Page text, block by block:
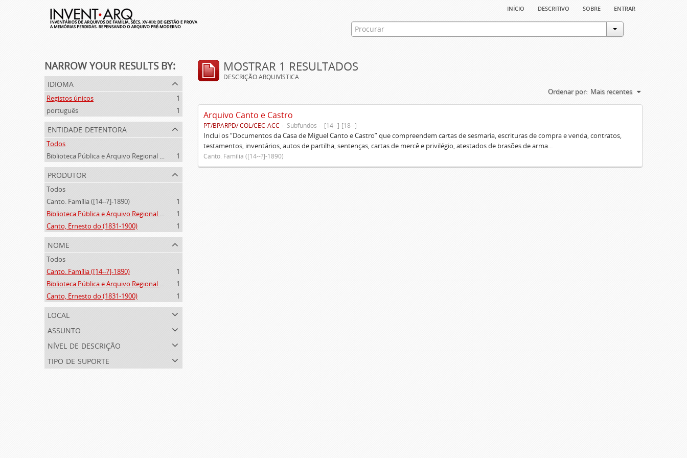
início descritivo sobre entrar
NARROW YOUR RESULTS BY:
idioma
Registos únicos
1
português
1
entidade detentora
Todos
Biblioteca Pública e Arquivo Regional de Ponta Delgada
1
produtor
Todos
Canto. Família ([14--?]-1890)
1
Biblioteca Pública e Arquivo Regional de Ponta Delgada (1841- )
1
Canto, Ernesto do (1831-1900)
1
nome
Todos
Canto. Família ([14--?]-1890)
1
Biblioteca Pública e Arquivo Regional de Ponta Delgada (1841- )
1
Canto, Ernesto do (1831-1900)
1
local
assunto
nível de descrição
tipo de suporte
MOSTRAR 1 RESULTADOS
DESCRIÇÃO ARQUIVÍSTICA
Ordenar por: Mais recentes
Arquivo Canto e Castro
PT/BPARPD/ COL/CEC-ACC Subfundos [14--]-[18--]
Inclui os “Documentos da Casa de Miguel Canto e Castro” que compreendem cartas de sesmaria, escrituras de compra e venda, contratos,
testamentos, inventários, autos de partilha, sentenças, cartas de mercê e privilégio, atestados de brasões de arma...
Canto. Família ([14--?]-1890)